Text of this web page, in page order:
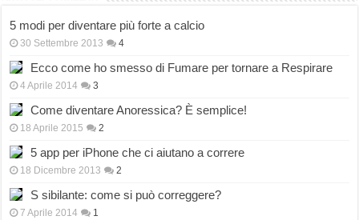
5 modi per diventare più forte a calcio
30 Settembre 2013 4
Ecco come ho smesso di Fumare per tornare a Respirare
4 Aprile 2014 3
Come diventare Anoressica? È semplice!
18 Aprile 2015 2
5 app per iPhone che ci aiutano a correre
18 Dicembre 2013 2
S sibilante: come si può correggere?
7 Aprile 2014 1